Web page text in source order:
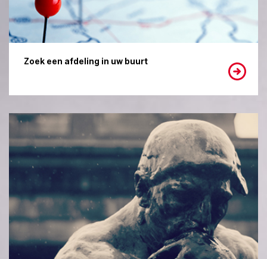
Zoek een afdeling in uw buurt